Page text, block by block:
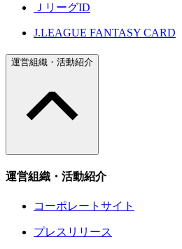
ＪリーグID
J.LEAGUE FANTASY CARD
運営組織・活動紹介
運営組織・活動紹介
コーポレートサイト
プレスリリース